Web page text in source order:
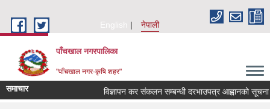
English
नेपाली
पाँचखाल नगरपालिका
"पाँचखाल नगर-कृषि शहर"
समाचार विज्ञापन कर संकलन सम्बन्धी दरभाउपत्र आह्वानको सूचना